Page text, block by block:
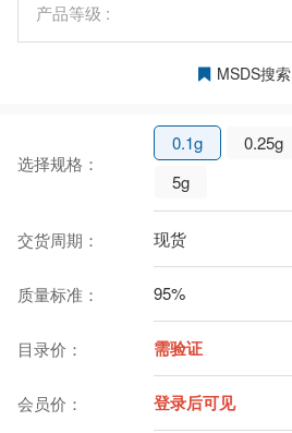
产品等级 :
MSDS搜索
选择规格：
0.1g 0.25g
5g
交货周期： 现货
质量标准： 95%
目录价： 需验证
会员价： 登录后可见